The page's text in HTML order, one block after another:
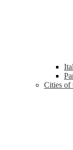
Cities of